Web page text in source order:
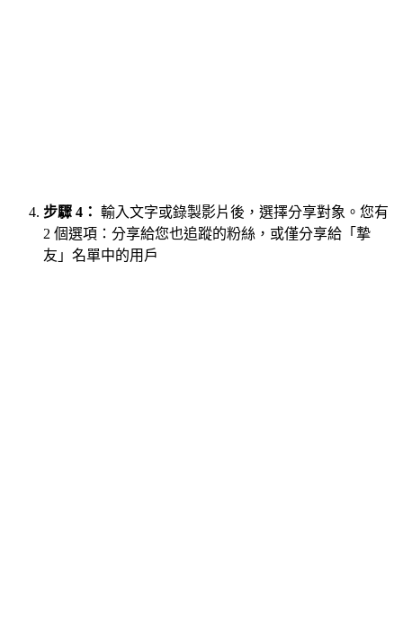
步驟 4： 輸入文字或錄製影片後，選擇分享對象。您有
2 個選項：分享給您也追蹤的粉絲，或僅分享給「摯
友」名單中的用戶